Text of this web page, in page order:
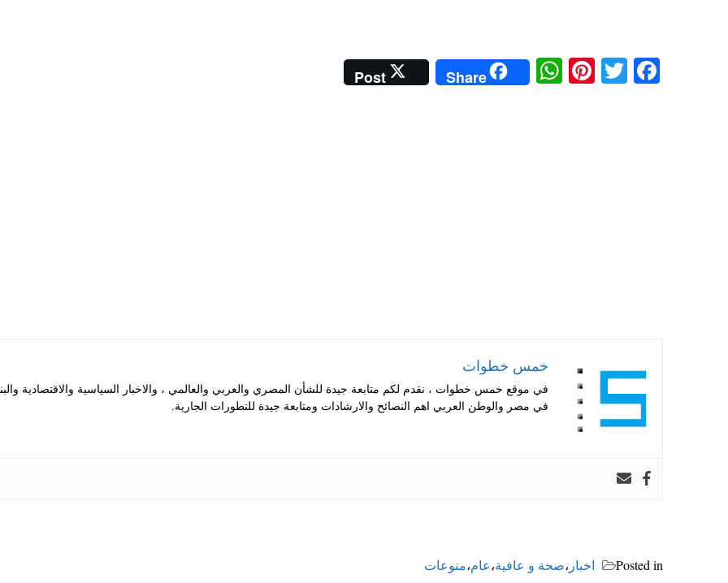
Fa
T
Pi
W
ha
Share
Post
خمس خطوات
في موقع خمس خطوات ، نقدم لكم متابعة جيدة للشأن المصري والعربي والعالمي ، والاخبار السياسية والاقتصادية
في مصر والوطن العربي اهم النصائح والارشادات ومتابعة جيدة للتطورات الجارية.
Posted in اخبار ،صحة و عافية،عام،منوعات